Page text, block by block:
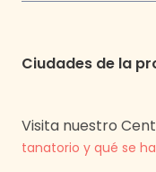
Ciudades de la
Visita nuestro
tanatorio y qué se